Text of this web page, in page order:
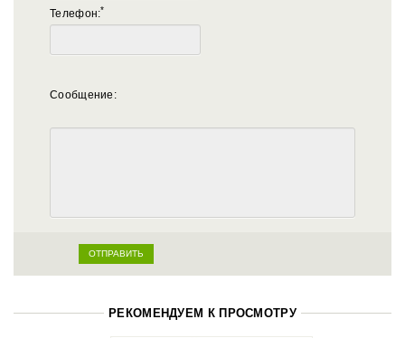
Телефон:*
Сообщение:
РЕКОМЕНДУЕМ К ПРОСМОТРУ